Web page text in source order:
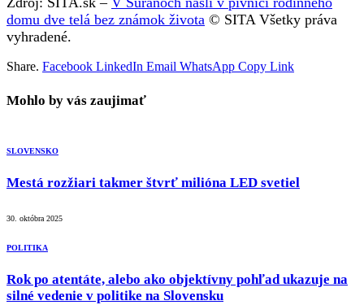
domu dve telá bez známok života © SITA Všetky práva
vyhradené.
Share. Facebook LinkedIn Email WhatsApp Copy Link
Mohlo by vás zaujimať
SLOVENSKO
Mestá rozžiari takmer štvrť milióna LED svetiel
30. októbra 2025
POLITIKA
Rok po atentáte, alebo ako objektívny pohľad ukazuje na
silné vedenie v politike na Slovensku